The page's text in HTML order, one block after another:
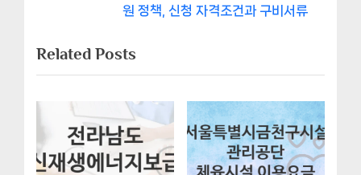
게
이
o
u
s
t
P
t
:
원 정책, 신청 자격조건과 구비서류
Related Posts